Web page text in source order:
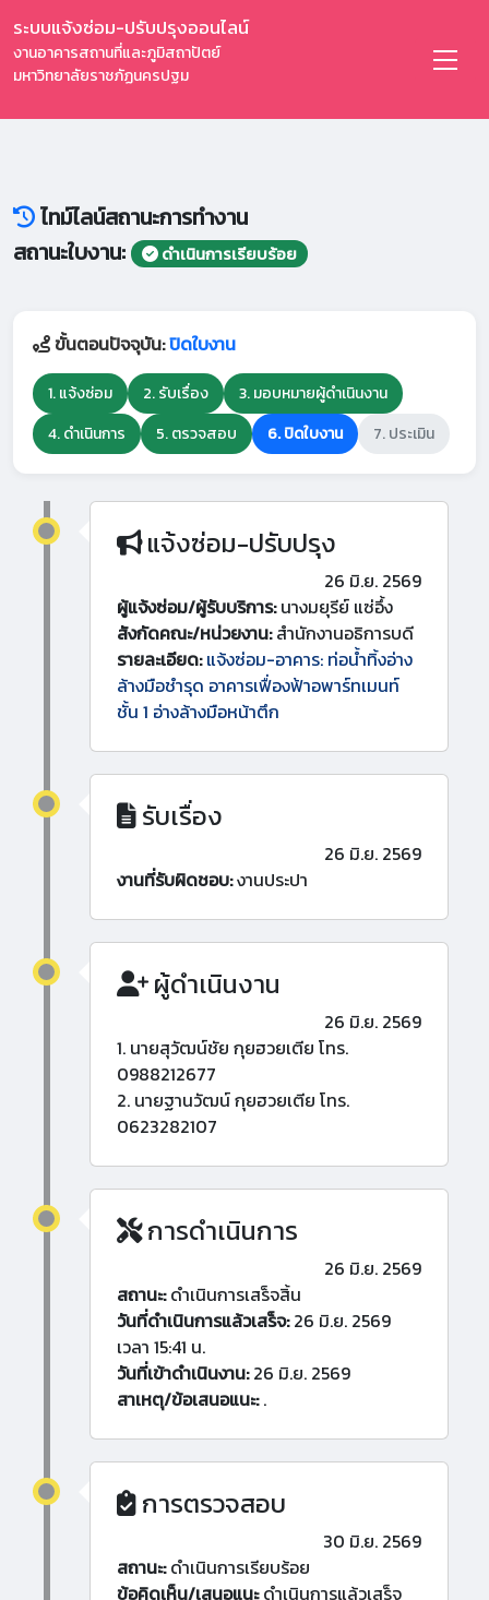
ระบบแจ้งซ่อม-ปรับปรุงออนไลน์
งานอาคารสถานที่และภูมิสถาปัตย์
มหาวิทยาลัยราชภัฏนครปฐม
ไทม์ไลน์สถานะการทำงาน
สถานะใบงาน:
ดำเนินการเรียบร้อย
ขั้นตอนปัจจุบัน:ปิดใบงาน
1. แจ้งซ่อม 2. รับเรื่อง
3. มอบหมายผู้ดำเนินงาน
4. ดำเนินการ
5. ตรวจสอบ 6. ปิดใบงาน 7. ประเมิน
แจ้งซ่อม-ปรับปรุง
26 มิ.ย. 2569
ผู้แจ้งซ่อม/ผู้รับบริการ:นางมยุรีย์ แซ่อึ้ง
สังกัดคณะ/หน่วยงาน:สำนักงานอธิการบดี
รายละเอียด: แจ้งซ่อม-อาคาร: ท่อน้ำทิ้งอ่าง
ล้างมือชำรุด อาคารเฟื่องฟ้าอพาร์ทเมนท์
ชั้น 1 อ่างล้างมือหน้าตึก
รับเรื่อง
26 มิ.ย. 2569
งานที่รับผิดชอบ:งานประปา
ผู้ดำเนินงาน
26 มิ.ย. 2569
1. นายสุวัฒน์ชัย กุยฮวยเตีย โทร.
0988212677
2. นายฐานวัฒน์ กุยฮวยเตีย โทร.
0623282107
การดำเนินการ
26 มิ.ย. 2569
สถานะ:ดำเนินการเสร็จสิ้น
วันที่ดำเนินการแล้วเสร็จ:26 มิ.ย. 2569
เวลา 15:41 น.
วันที่เข้าดำเนินงาน:26 มิ.ย. 2569
สาเหตุ/ข้อเสนอแนะ:.
การตรวจสอบ
30 มิ.ย. 2569
สถานะ:ดำเนินการเรียบร้อย
ข้อคิดเห็น/เสนอแนะดำเนินการแล้วเสร็จ